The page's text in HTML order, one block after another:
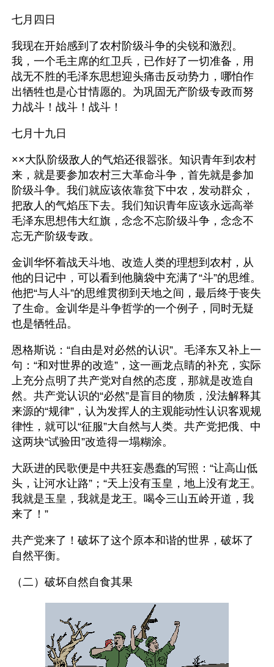
七月四日
我现在开始感到了农村阶级斗争的尖锐和激烈。
我，一个毛主席的红卫兵，已作好了一切准备，用
战无不胜的毛泽东思想迎头痛击反动势力，哪怕作
出牺牲也是心甘情愿的。为巩固无产阶级专政而努
力战斗！战斗！战斗！
七月十九日
××大队阶级敌人的气焰还很嚣张。知识青年到农村
来，就是要参加农村三大革命斗争，首先就是参加
阶级斗争。我们就应该依靠贫下中农，发动群众，
把敌人的气焰压下去。我们知识青年应该永远高举
毛泽东思想伟大红旗，念念不忘阶级斗争，念念不
忘无产阶级专政。
金训华怀着战天斗地、改造人类的理想到农村，从
他的日记中，可以看到他脑袋中充满了“斗”的思维。
他把“与人斗”的思维贯彻到天地之间，最后终于丧失
了生命。金训华是斗争哲学的一个例子，同时无疑
也是牺牲品。
恩格斯说：“自由是对必然的认识”。毛泽东又补上一
句：“和对世界的改造”，这一画龙点睛的补充，实际
上充分点明了共产党对自然的态度，那就是改造自
然。共产党认识的“必然”是盲目的物质，没法解释其
来源的“规律”，认为发挥人的主观能动性认识客观规
律性，就可以“征服”大自然与人类。共产党把俄、中
这两块“试验田”改造得一塌糊涂。
大跃进的民歌便是中共狂妄愚蠢的写照：“让高山低
头，让河水让路”；“天上没有玉皇，地上没有龙王。
我就是玉皇，我就是龙王。喝令三山五岭开道，我
来了！”
共产党来了！破坏了这个原本和谐的世界，破坏了
自然平衡。
（二）破坏自然自食其果